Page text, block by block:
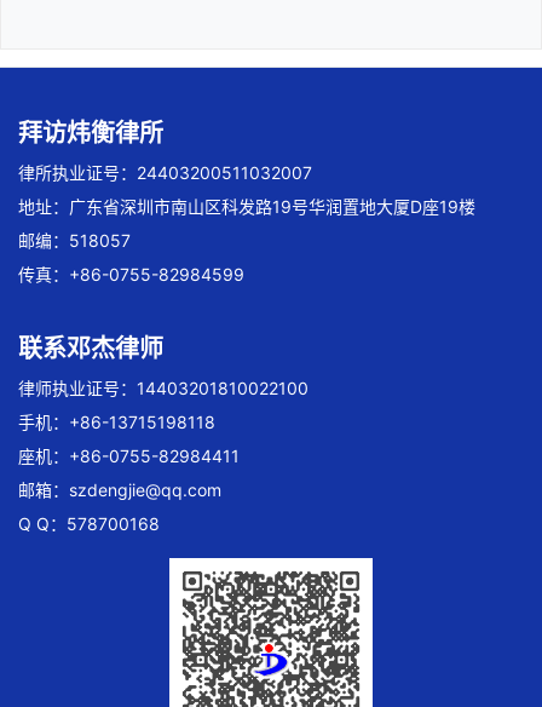
拜访炜衡律所
律所执业证号：24403200511032007
地址：广东省深圳市南山区科发路19号华润置地大厦D座19楼
邮编：518057
传真：+86-0755-82984599
联系邓杰律师
律师执业证号：14403201810022100
手机：+86-13715198118
座机：+86-0755-82984411
邮箱： szdengjie@qq.com
Q Q：578700168